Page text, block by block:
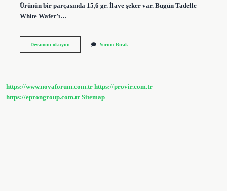
Ürünün bir parçasında 15,6 gr. İlave şeker var. Bugün Tadelle
White Wafer’ı…
Devamını okuyunTadelle
Yorum Bırak
https://www.novaforum.com.tr https://provir.com.tr
https://eprongroup.com.tr Sitemap